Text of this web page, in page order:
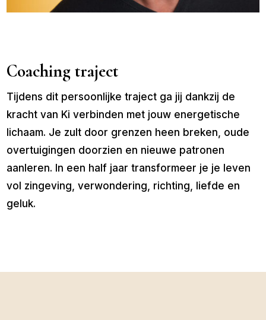
Coaching traject
Tijdens dit persoonlijke traject ga jij dankzij de
kracht van Ki verbinden met jouw energetische
lichaam. Je zult door grenzen heen breken, oude
overtuigingen doorzien en nieuwe patronen
aanleren. In een half jaar transformeer je je leven
vol zingeving, verwondering, richting, liefde en
geluk.